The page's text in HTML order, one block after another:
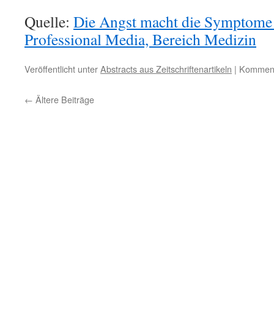
Quelle: Die Angst macht die
Professional Media, Bereich Medizin
Veröffentlicht unterAbstracts aus Zeitschriftenartikeln |
← Ältere Beiträge